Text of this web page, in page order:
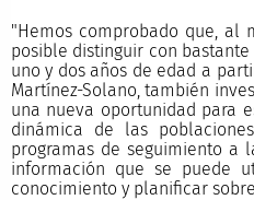
"Hemos comprobado que, al
posible distinguir con
uno y dos años de edad a
Martínez-Solano, también
una nueva oportunidad para
dinámica de las
programas de seguimiento a
información que se puede
conocimiento y planificar